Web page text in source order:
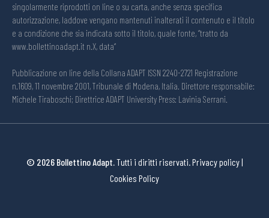
singolarmente riprodotti on line o su carta, anche senza specifica
autorizzazione, laddove vengano mantenuti inalterati il contenuto e il titolo
e a condizione che sia indicata sotto il titolo, quale fonte, “tratto da
www.bollettinoadapt.it n.X, data“
Pubblicazione on line della Collana ADAPT ISSN 2240-2721 Registrazione
n.1609, 11 novembre 2001, Tribunale di Modena, Italia. Direttore responsabile:
Michele Tiraboschi; Direttrice ADAPT University Press: Lavinia Serrani.
© 2026 Bollettino Adapt.Tutti i diritti riservati.Privacy policy|
Cookies Policy